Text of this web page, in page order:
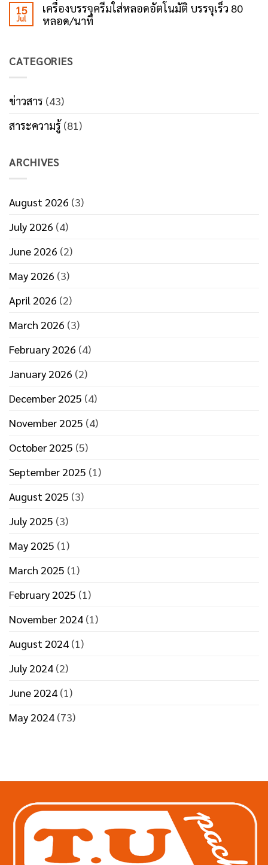
ตัว
ช่วย
เพิ่ม
ได้
แปล
ว่า
Comments
on
5
จุด
เสีย
ต้นทุน
ลด
ค่า
จ่าย
ภัณฑ์
15
Jul
เครื่องบรรจุครีมใส่หลอดอัตโนมัติ บรรจุเร็ว 80
หลอด/นาที
เครื่อง
หลอด
อัตโนมัติ
เร็ว
80
CATEGORIES
ข่าวสาร (43)
สาระความรู้ (81)
ARCHIVES
August 2026 (3)
July 2026 (4)
June 2026 (2)
May 2026 (3)
April 2026 (2)
March 2026 (3)
February 2026 (4)
January 2026 (2)
December 2025 (4)
November 2025 (4)
October 2025 (5)
September 2025 (1)
August 2025 (3)
July 2025 (3)
May 2025 (1)
March 2025 (1)
February 2025 (1)
November 2024 (1)
August 2024 (1)
July 2024 (2)
June 2024 (1)
May 2024 (73)